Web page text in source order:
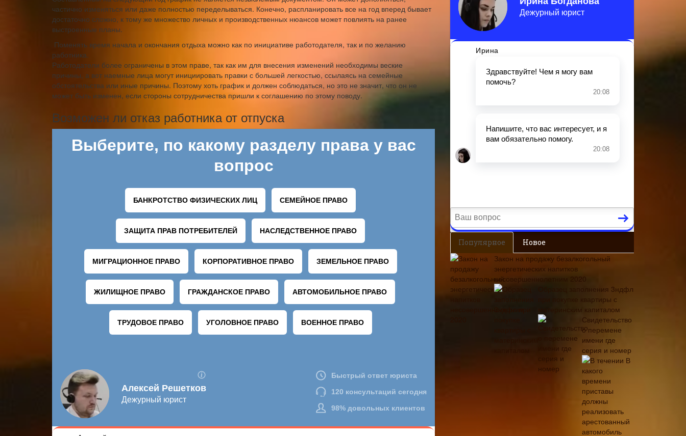
частично изменяться или даже полностью переделываться. Конечно, распланировать все на год вперед бывает
достаточно сложно, к тому же множество личных и производственных нюансов может повлиять на ранее
выстроенные планы.
Поменять время начала и окончания отдыха можно как по инициативе работодателя, так и по желанию
работника.
Работодатели более ограничены в этом праве, так как им для внесения изменений необходимы веские
причины, а вот наемные лица могут инициировать правки с большей легкостью, ссылаясь на семейные
обстоятельства или иные причины. Поэтому хоть график и должен соблюдаться, но это не значит, что он не
может быть изменен, если стороны сотрудничества пришли к соглашению по этому поводу.
Возможен ли отказ работника от отпуска
Популярное Новое
Закон на продажу безалкогольный
энергетических напитков
несовершеннолетним 2020
Образец заполнения 3ндфл
при покупке квартиры с
материнским капиталом
Свидетельство
о перемене
имени где
серия и номер
В